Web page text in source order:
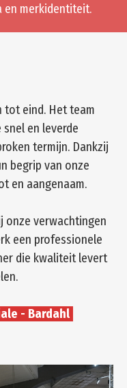
en merkidentiteit.
tot eind. Het team
en leverde
termijn. Dankzij
begrip van onze
en aangenaam.
onze verwachtingen
een professionele
die kwaliteit levert
- Bardahl